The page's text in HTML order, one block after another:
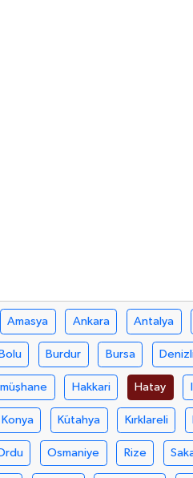
Amasya Ankara Antalya
Bolu Burdur Bursa
Hakkari Hatay
Konya Kütahya Kırklareli
Osmaniye Rize